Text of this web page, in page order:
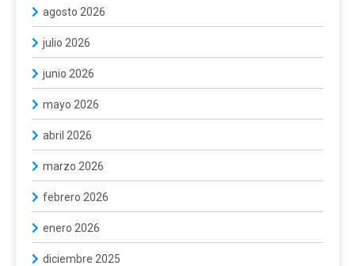
agosto 2026
julio 2026
junio 2026
mayo 2026
abril 2026
marzo 2026
febrero 2026
enero 2026
diciembre 2025